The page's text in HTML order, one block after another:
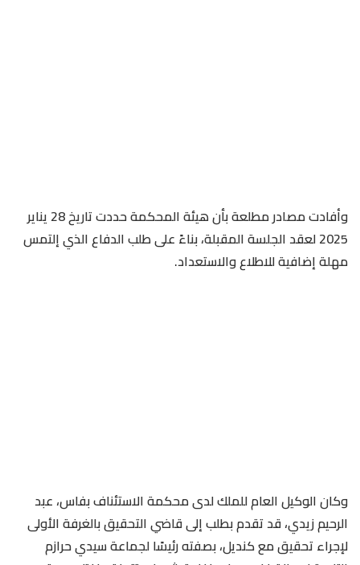
وأفادت مصادر مطلعة بأن هيئة المحكمة حددت تاريخ 28 يناير
2025 لعقد الجلسة المقبلة، بناءً على طلب الدفاع الذي إلتمس
مهلة إضافية للاطلاع والاستعداد.
وكان الوكيل العام للملك لدى محكمة الاستئناف بفاس، عبد
الرحيم زيدي، قد تقدم بطلب إلى قاضي التحقيق بالغرفة الأولى
لإجراء تحقيق مع كنديل، بصفته رئيسًا لجماعة سيدي حرازم